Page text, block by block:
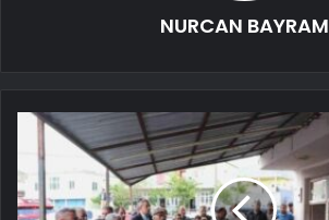
NURCAN BAYRAM